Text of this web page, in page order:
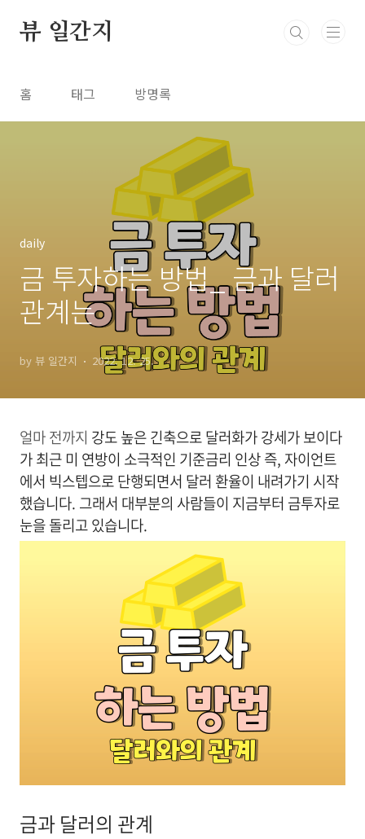
뷰 일간지
홈 태그 방명록
daily
금 투자하는 방법_ 금과 달러
관계는
by 뷰 일간지 2022. 12. 25.
얼마 전까지 강도 높은 긴축으로 달러화가 강세가 보이다
가 최근 미 연방이 소극적인 기준금리 인상 즉, 자이언트
에서 빅스텝으로 단행되면서 달러 환율이 내려가기 시작
했습니다. 그래서 대부분의 사람들이 지금부터 금투자로
눈을 돌리고 있습니다.
금과 달러의 관계